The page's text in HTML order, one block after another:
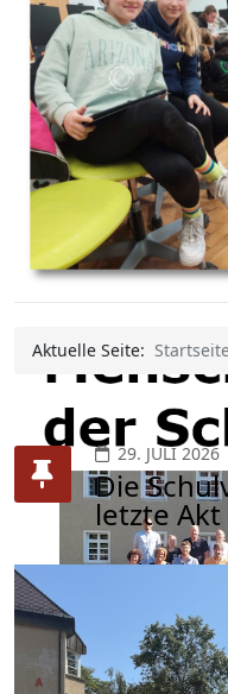
Aktuelle Seite:
29. JULI 2026
Die
letzte